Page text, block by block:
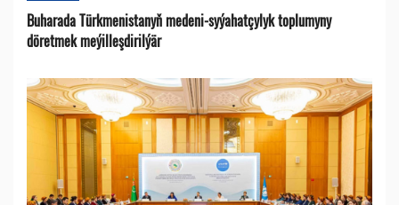
Buharada Türkmenistanyň medeni-syýahatçylyk toplumyny
döretmek meýilleşdirilýär